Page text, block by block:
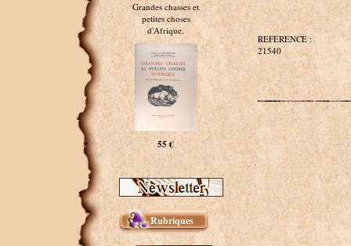
Grandes chasses et
petites choses
d'Afrique.
55 €
Rubriques
REFERENCE :
21540